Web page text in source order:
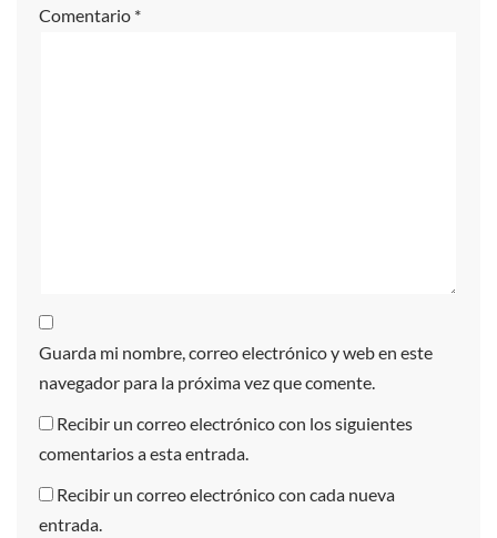
Comentario *
Guarda mi nombre, correo electrónico y web en este
navegador para la próxima vez que comente.
Recibir un correo electrónico con los siguientes
comentarios a esta entrada.
Recibir un correo electrónico con cada nueva
entrada.